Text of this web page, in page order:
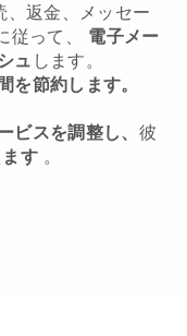
、返金、メッセー
従って、 電子メー
ュ します。
を節約します。
ビスを調整し、 彼
ます 。